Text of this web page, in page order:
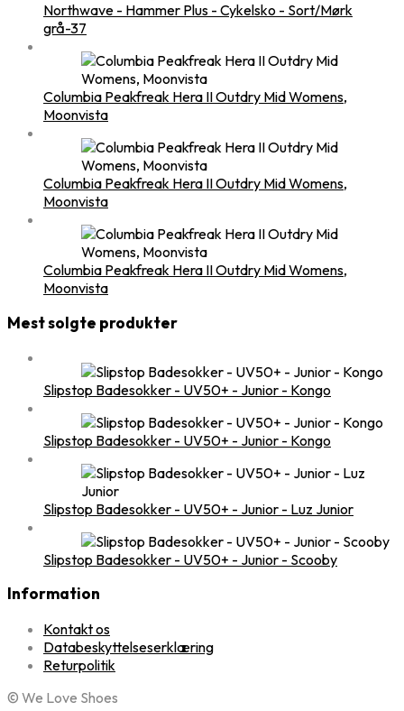
Northwave - Hammer Plus - Cykelsko - Sort/Mørk
grå-37
Columbia Peakfreak Hera II Outdry Mid Womens,
Moonvista
Columbia Peakfreak Hera II Outdry Mid Womens,
Moonvista
Columbia Peakfreak Hera II Outdry Mid Womens,
Moonvista
Mest solgte produkter
Slipstop Badesokker - UV50+ - Junior - Kongo
Slipstop Badesokker - UV50+ - Junior - Kongo
Slipstop Badesokker - UV50+ - Junior - Luz Junior
Slipstop Badesokker - UV50+ - Junior - Scooby
Information
Kontakt os
Databeskyttelseserklæring
Returpolitik
© We Love Shoes